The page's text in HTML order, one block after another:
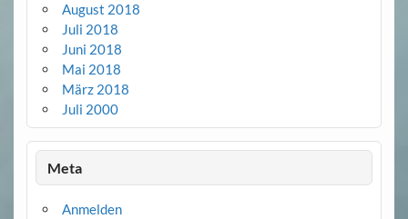
August 2018
Juli 2018
Juni 2018
Mai 2018
März 2018
Juli 2000
Meta
Anmelden